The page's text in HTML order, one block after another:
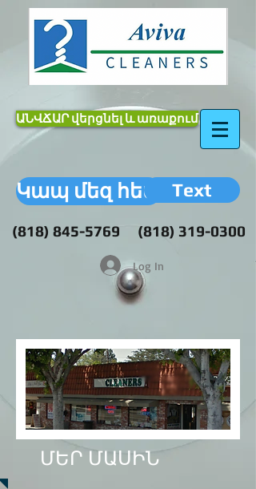
ԱՆՎՃԱՐ վերցնել և առաքում
Կապ մեզ հետ
(818) 845-5769
Text
(818) 319-0300
Log In
ՄԵՐ ՄԱՍԻՆ